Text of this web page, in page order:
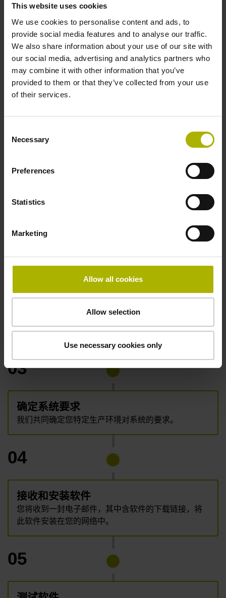
This website uses cookies
We use cookies to personalise content and ads, to
provide social media features and to analyse our traffic.
We also share information about your use of our site with
our social media, advertising and analytics partners who
may combine it with other information that you’ve
provided to them or that they’ve collected from your use
of their services.
Selection
Necessary
Preferences
Statistics
Marketing
Allow all cookies
Allow selection
Use necessary cookies only
根据实际情况和生产时间确定任务成本，发现不准确的生产
计划。
如何获得StateMonitor试用许可证？
01
联系数字车间服务部：
写我们的
02
采集的希望和期待。
03
确定系统要求
我们共同确定您特定生产环境对系统的要求。
04
接收和安装软件
您将收到一封电子邮件，其中含软件的下载链接，将
此软件安装在您的网络中。
05